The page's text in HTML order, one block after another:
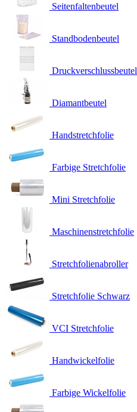
Seitenfaltenbeutel
Standbodenbeutel
Druckverschlussbeutel
Diamantbeutel
Handstretchfolie
Farbige Stretchfolie
Mini Stretchfolie
Maschinenstretchfolie
Stretchfolienabroller
Stretchfolie Schwarz
VCI Stretchfolie
Handwickelfolie
Farbige Wickelfolie